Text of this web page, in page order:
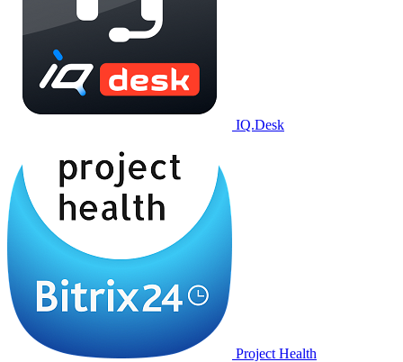
IQ.Desk
Project Health